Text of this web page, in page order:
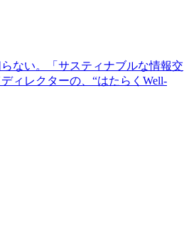
ない。「サスティナブルな情報交
ィレクターの、“はたらくWell-